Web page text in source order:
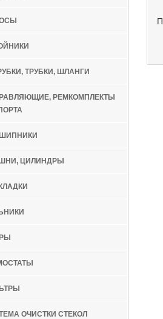
ТРУБКИ, ШЛАНГИ
РЕМКОМПЛЕКТЫ
ЦИЛИНДРЫ
ОЧИСТКИ СТЕКОЛ